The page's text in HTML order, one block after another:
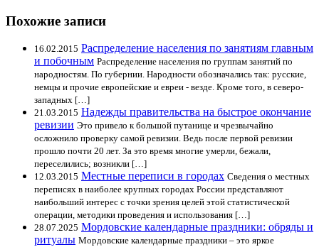
Похожие записи
16.02.2015 Распределение населения по занятиям главным
и побочным Распределение населения по группам занятий по
народностям. По губернии. Народности обозначались так: русские,
немцы и прочие европейские и евреи - везде. Кроме того, в северо-
западных […]
21.03.2015 Надежды правительства на быстрое окончание
ревизии Это привело к большой путанице и чрезвычайно
осложнило проверку самой ревизии. Ведь после первой ревизии
прошло почти 20 лет. За это время многие умерли, бежали,
переселились; возникли […]
12.03.2015 Местные переписи в городах Сведения о местных
переписях в наиболее крупных городах России представляют
наибольший интерес с точки зрения целей этой статистической
операции, методики проведения и использования […]
28.07.2025 Мордовские календарные праздники: обряды и
ритуалы Мордовские календарные праздники – это яркое